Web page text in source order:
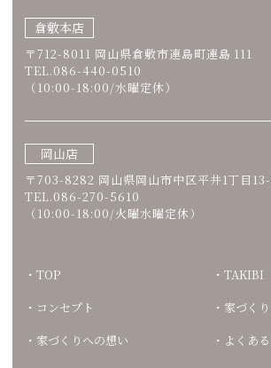
倉敷本店
〒712-8011 岡山県倉敷市連島町連島 111
TEL.086-440-0510
（10:00-18:00/水曜定休）
岡山店
〒703-8282 岡山県岡山市中区平井1丁目
TEL.086-270-5610
（10:00-18:00/火曜水曜定休）
TOP
コンセプト
家づくりへの想い
TAKIBI
家づく
よくあ